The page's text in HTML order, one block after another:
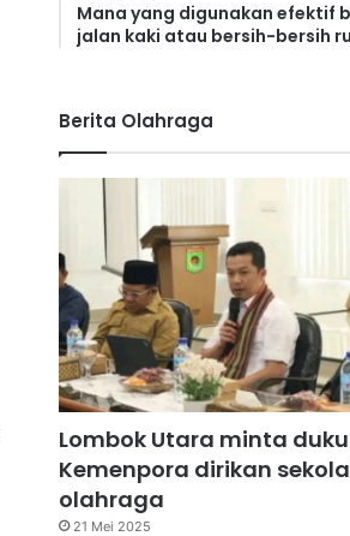
Mana yang digunakan efektif
jalan kaki atau bersih-bersih
Berita Olahraga
Lombok Utara minta
Kemenpora dirikan
olahraga
21 Mei 2025